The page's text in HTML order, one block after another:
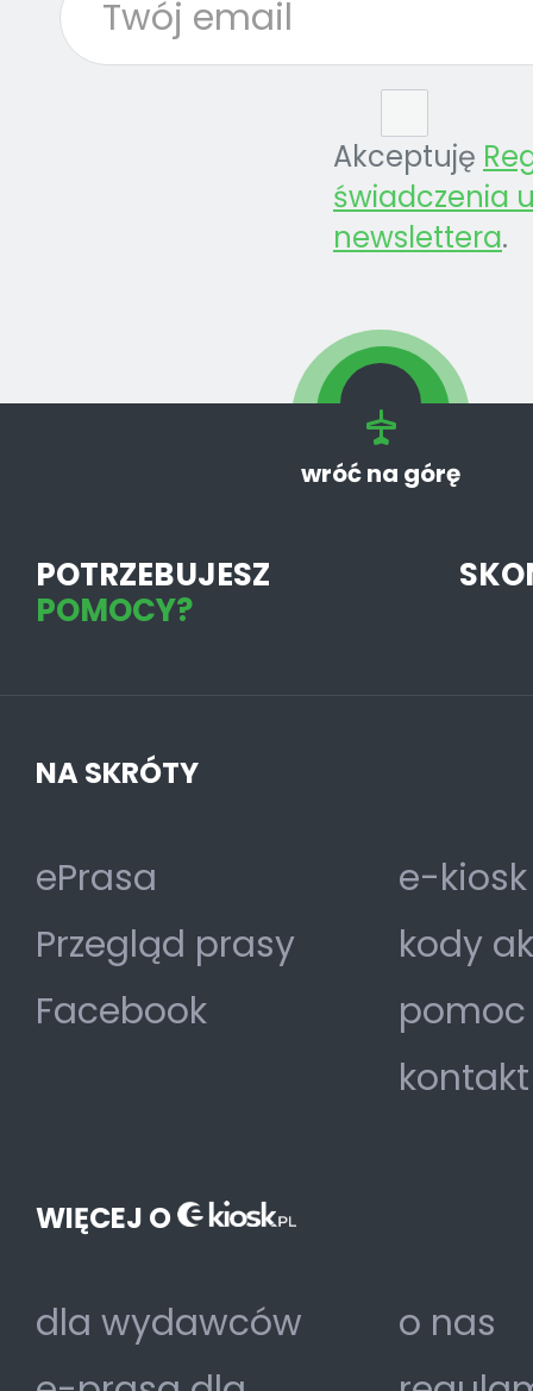
Akceptuję
świadczenia
newslettera.
wróć na górę
POTRZEBUJESZ
POMOCY?
NA SKRÓTY
ePrasa
Przegląd prasy
Facebook
e-
kody
pomoc
kontakt
WIĘCEJ O
dla wydawców
o nas